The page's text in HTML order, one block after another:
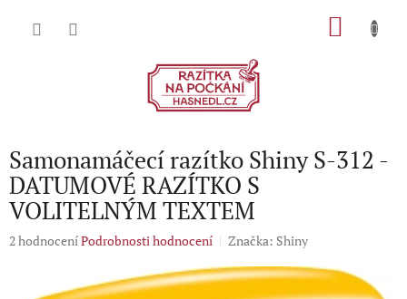
Samonamáčecí razítko Shiny S-312 -
DATUMOVÉ RAZÍTKO S
VOLITELNÝM TEXTEM
Průměrné
2 hodnoceníPodrobnosti hodnocení Značka: Shiny